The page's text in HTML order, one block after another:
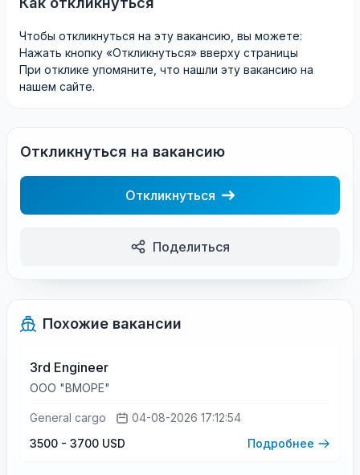
Чтобы откликнуться на эту вакансию, вы можете:
Нажать кнопку «Откликнуться» вверху страницы
При отклике упомяните, что нашли эту вакансию на
нашем сайте.
Откликнуться на вакансию
Откликнуться
Поделиться
Похожие вакансии
3rd Engineer
ООО "ВМОРЕ"
General cargo
04-08-2026 17:12:54
3500 - 3700 USD
Подробнее